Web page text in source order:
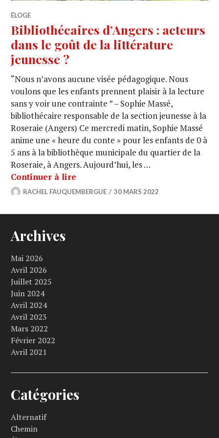
ÉLOGE
Bibliothécaires d’Angers : acteurs
dans le goût de la littérature
jeunesse ?
“Nous n’avons aucune visée pédagogique. Nous
voulons que les enfants prennent plaisir à la lecture
sans y voir une contrainte ” – Sophie Massé,
bibliothécaire responsable de la section jeunesse à la
Roseraie (Angers) Ce mercredi matin, Sophie Massé
anime une « heure du conte » pour les enfants de 0 à
5 ans à la bibliothèque municipale du quartier de la
Roseraie, à Angers. Aujourd’hui, les …
Continuer à lire
RACHEL FAUQUEMBERGUE 30 MARS 2022
Archives
Mai 2026
Avril 2026
Juillet 2025
Juin 2024
Avril 2024
Avril 2023
Mars 2022
Février 2022
Avril 2021
Catégories
Alternatif
Chemin